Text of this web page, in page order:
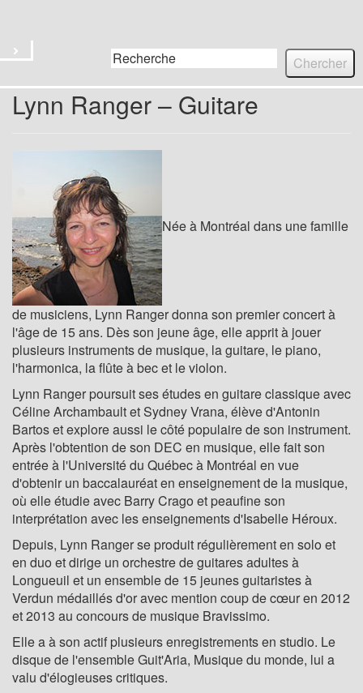
Menu
Lynn Ranger – Guitare
Née à Montréal dans une famille
de musiciens, Lynn Ranger donna son premier concert à
l'âge de 15 ans. Dès son jeune âge, elle apprit à jouer
plusieurs instruments de musique, la guitare, le piano,
l'harmonica, la flûte à bec et le violon.
Lynn Ranger poursuit ses études en guitare classique avec
Céline Archambault et Sydney Vrana, élève d'Antonin
Bartos et explore aussi le côté populaire de son instrument.
Après l'obtention de son DEC en musique, elle fait son
entrée à l'Université du Québec à Montréal en vue
d'obtenir un baccalauréat en enseignement de la musique,
où elle étudie avec Barry Crago et peaufine son
interprétation avec les enseignements d'Isabelle Héroux.
Depuis, Lynn Ranger se produit régulièrement en solo et
en duo et dirige un orchestre de guitares adultes à
Longueuil et un ensemble de 15 jeunes guitaristes à
Verdun médaillés d'or avec mention coup de cœur en 2012
et 2013 au concours de musique Bravissimo.
Elle a à son actif plusieurs enregistrements en studio. Le
disque de l'ensemble Guit'Aria, Musique du monde, lui a
valu d'élogieuses critiques.